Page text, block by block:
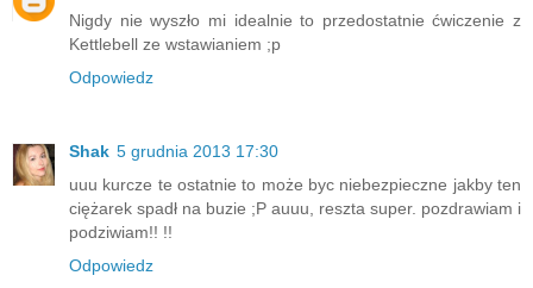
Nigdy nie wyszło mi idealnie to przedostatnie ćwiczenie z
Kettlebell ze wstawianiem ;p
Odpowiedz
Shak 5 grudnia 2013 17:30
uuu kurcze te ostatnie to może byc niebezpieczne jakby ten
ciężarek spadł na buzie ;P auuu, reszta super. pozdrawiam i
podziwiam!! !!
Odpowiedz